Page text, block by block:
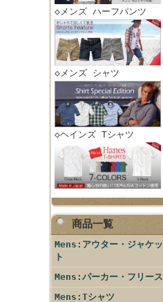
◇メンズ ハーフパンツ
◇メンズ シャツ
◇ヘインズ Tシャツ
商品一覧
Mens:アウター・ジャケッ
ト
Mens:パーカー・フリース
Mens:Tシャツ